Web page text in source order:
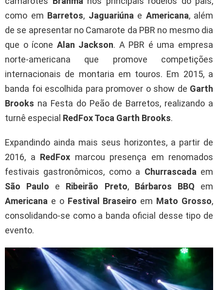
como em Barretos, Jaguariúna e Americana, além
de se apresentar no Camarote da PBR no mesmo dia
que o ícone Alan Jackson. A PBR é uma empresa
norte-americana que promove competições
internacionais de montaria em touros. Em 2015, a
banda foi escolhida para promover o show de Garth
Brooks na Festa do Peão de Barretos, realizando a
turnê especial RedFox Toca Garth Brooks.
Expandindo ainda mais seus horizontes, a partir de
2016, a RedFox marcou presença em renomados
festivais gastronômicos, como a Churrascada em
São Paulo e Ribeirão Preto, Bárbaros BBQ em
Americana e o Festival Braseiro em Mato Grosso,
consolidando-se como a banda oficial desse tipo de
evento.